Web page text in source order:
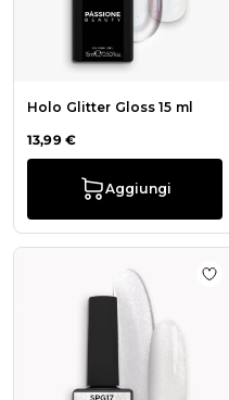
Holo Glitter Gloss 15 ml
13,99 €
Aggiungi